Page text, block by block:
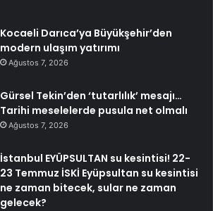
Kocaeli Darıca’ya Büyükşehir’den
modern ulaşım yatırımı
Ağustos 7, 2026
Gürsel Tekin’den ‘tutarlılık’ mesajı…
Tarihi meselelerde pusula net olmalı
Ağustos 7, 2026
İstanbul EYÜPSULTAN su kesintisi! 22-
23 Temmuz İSKİ Eyüpsultan su kesintisi
ne zaman bitecek, sular ne zaman
gelecek?